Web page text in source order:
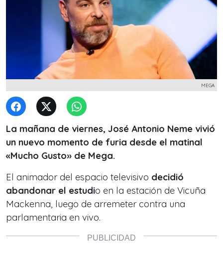
MEGA
La mañana de viernes, José Antonio Neme vivió
un nuevo momento de furia desde el matinal
«Mucho Gusto» de Mega.
El animador del espacio televisivo decidió
abandonar el estudio en la estación de Vicuña
Mackenna, luego de arremeter contra una
parlamentaria en vivo.